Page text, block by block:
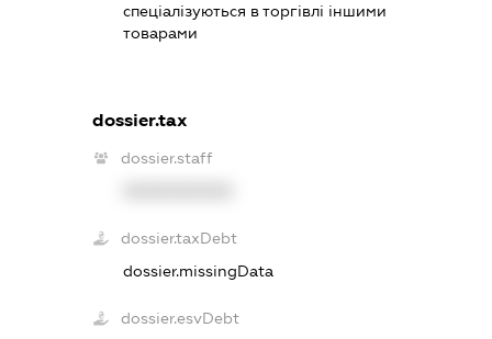
спеціалізуються в торгівлі іншими
товарами
dossier.tax
dossier.staff
dossier.taxDebt
dossier.missingData
dossier.esvDebt